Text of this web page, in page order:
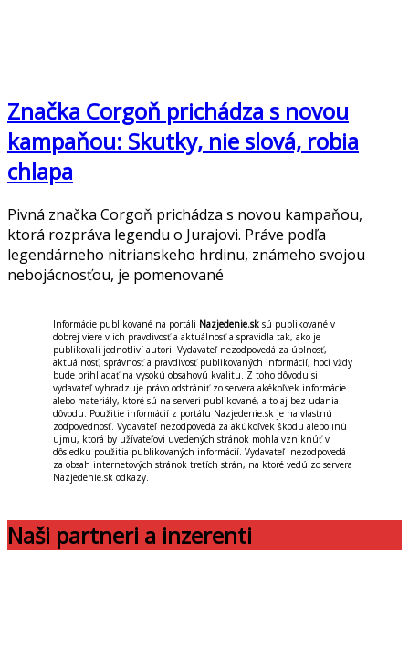
Značka Corgoň prichádza s novou
kampaňou: Skutky, nie slová, robia
chlapa
Pivná značka Corgoň prichádza s novou kampaňou,
ktorá rozpráva legendu o Jurajovi. Práve podľa
legendárneho nitrianskeho hrdinu, známeho svojou
nebojácnosťou, je pomenované
Informácie publikované na portáli Nazjedenie.sk sú publikované v
dobrej viere v ich pravdivosť a aktuálnosť a spravidla tak, ako je
publikovali jednotliví autori. Vydavateľ nezodpovedá za úplnosť,
aktuálnosť, správnosť a pravdivosť publikovaných informácií, hoci vždy
bude prihliadať na vysokú obsahovú kvalitu. Z toho dôvodu si
vydavateľ vyhradzuje právo odstrániť zo servera akékoľvek informácie
alebo materiály, ktoré sú na serveri publikované, a to aj bez udania
dôvodu. Použitie informácií z portálu Nazjedenie.sk je na vlastnú
zodpovednosť. Vydavateľ nezodpovedá za akúkoľvek škodu alebo inú
ujmu, ktorá by užívateľovi uvedených stránok mohla vzniknúť v
dôsledku použitia publikovaných informácií. Vydavateľ nezodpovedá
za obsah internetových stránok tretích strán, na ktoré vedú zo servera
Nazjedenie.sk odkazy.
Naši partneri a inzerenti